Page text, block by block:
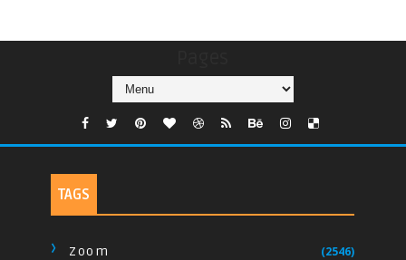
TAGS
Zoom (2546)